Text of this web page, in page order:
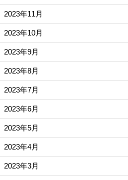
2023年11月
2023年10月
2023年9月
2023年8月
2023年7月
2023年6月
2023年5月
2023年4月
2023年3月